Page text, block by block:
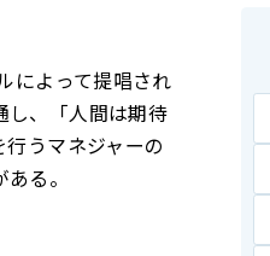
によって提唱され
し、「人間は期待
うマネジャーの
る。